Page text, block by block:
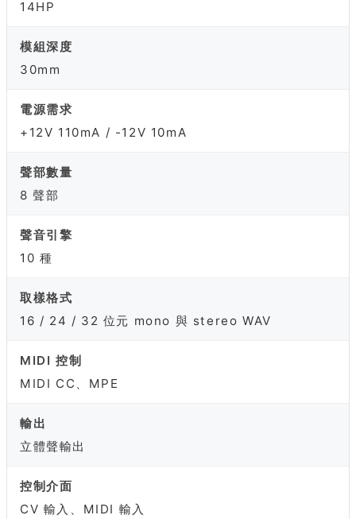
14HP
模組深度
30mm
電源需求
+12V 110mA / -12V 10mA
聲部數量
8 聲部
聲音引擎
10 種
取樣格式
16 / 24 / 32 位元 mono 與 stereo WAV
MIDI 控制
MIDI CC、MPE
輸出
立體聲輸出
控制介面
CV 輸入、MIDI 輸入